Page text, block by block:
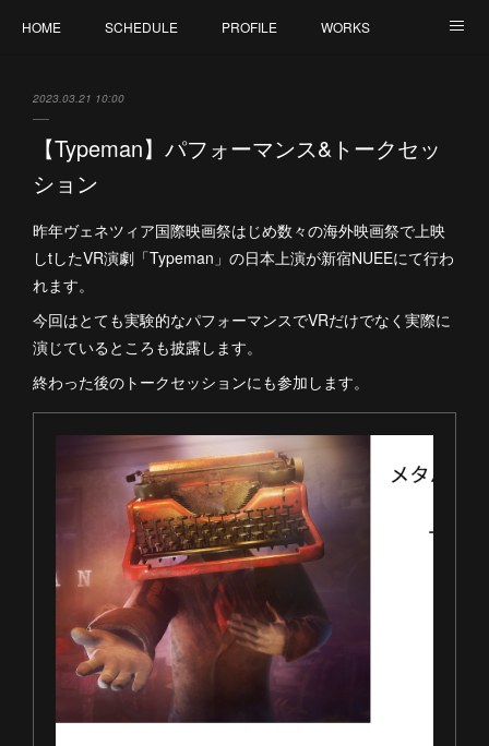
HOME SCHEDULE PROFILE WORKS
2023.03.21 10:00
【Typeman】パフォーマンス&トークセッ
ション
昨年ヴェネツィア国際映画祭はじめ数々の海外映画祭で上映
しtしたVR演劇「Typeman」の日本上演が新宿NUEEにて行わ
れます。
今回はとても実験的なパフォーマンスでVRだけでなく実際に
演じているところも披露します。
終わった後のトークセッションにも参加します。